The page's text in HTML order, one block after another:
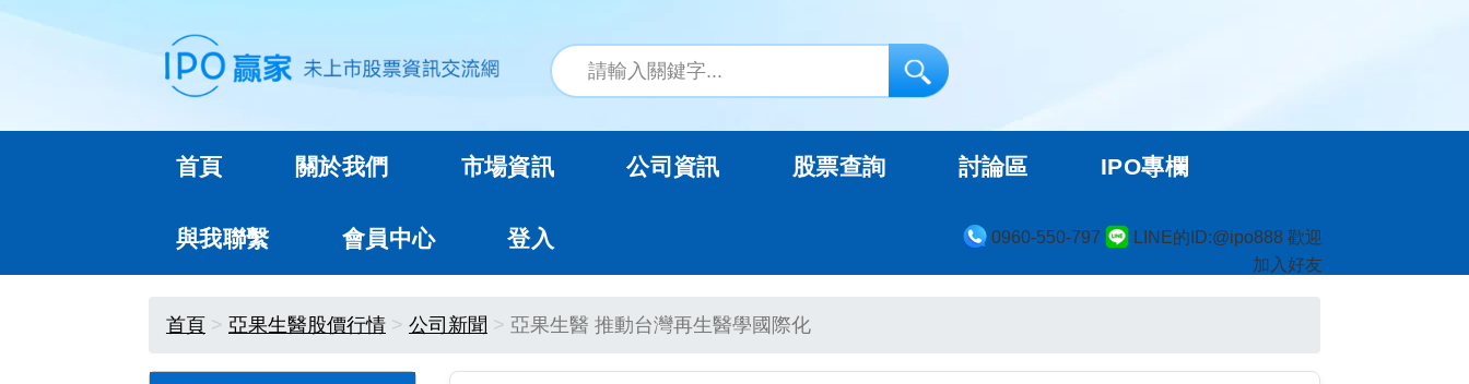
0960-550-797
LINE的ID:@ipo888 歡迎
加入好友
首頁 關於我們 市場資訊 公司資訊 股票查詢 討論區 IPO專欄
與我聯繫 會員中心 登入
首頁 亞果生醫股價行情 公司新聞 亞果生醫 推動台灣再生醫學國際化